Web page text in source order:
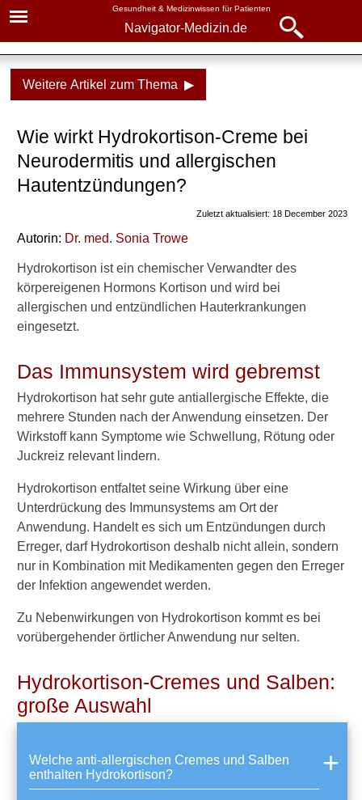
Gesundheit & Medizinwissen für Patienten
Navigator-Medizin.de
Weitere Artikel zum Thema ▶
Wie wirkt Hydrokortison-Creme bei
Neurodermitis und allergischen
Hautentzündungen?
Zuletzt aktualisiert: 18 December 2023
Autorin: Dr. med. Sonia Trowe
Hydrokortison ist ein chemischer Verwandter des
körpereigenen Hormons Kortison und wird bei
allergischen und entzündlichen Hauterkrankungen
eingesetzt.
Das Immunsystem wird gebremst
Hydrokortison hat sehr gute antiallergische Effekte, die
mehrere Stunden nach der Anwendung einsetzen. Der
Wirkstoff kann Symptome wie Schwellung, Rötung oder
Juckreiz relevant lindern.
Hydrokortison entfaltet seine Wirkung über eine
Unterdrückung des Immunsystems am Ort der
Anwendung. Handelt es sich um Entzündungen durch
Erreger, darf Hydrokortison deshalb nicht allein, sondern
nur in Kombination mit Medikamenten gegen den Erreger
der Infektion angewendet werden.
Zu Nebenwirkungen von Hydrokortison kommt es bei
vorübergehender örtlicher Anwendung nur selten.
Hydrokortison-Cremes und Salben:
große Auswahl
Welche anti-allergischen Cremes und Salben
enthalten Hydrokortison?
Navigator-Medizin.de
► Krankheiten
► Diagnostik & Laborwerte
► Gesundheitsthemen
Navigator-
Medizin.de
▾
Hydrokortison
Wirkung bei Neurodermitis
und Allergien
Wirkung gegen
Nebenwirkungen
Verwandte Beiträge
W
e
w
i
r
t
H
d
r
o
c
r
o
-
e
t
a